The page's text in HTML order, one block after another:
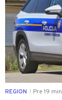
REGION Pre 19 min